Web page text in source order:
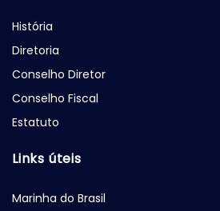
História
Diretoria
Conselho Diretor
Conselho Fiscal
Estatuto
Links úteis
Marinha do Brasil